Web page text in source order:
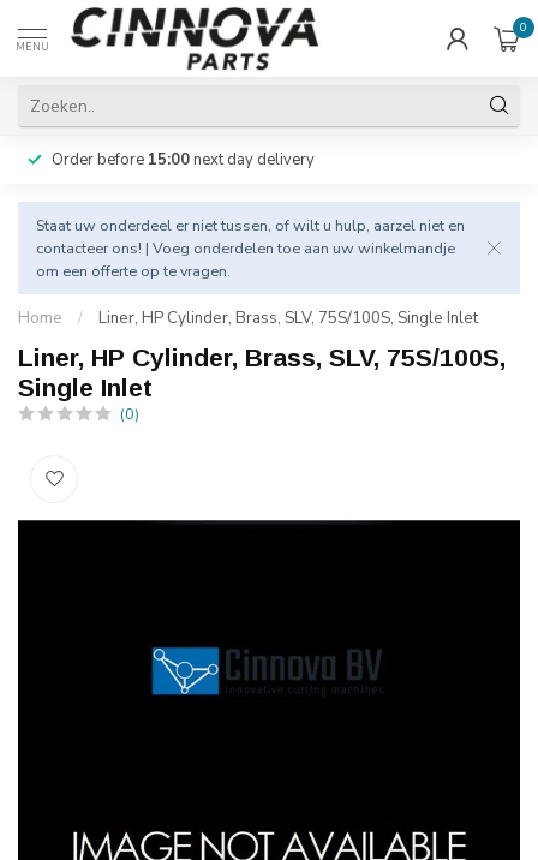
MENU
0
Order before 15:00next day delivery
Staat uw onderdeel er niet tussen, of wilt u hulp, aarzel niet en
contacteer ons! | Voeg onderdelen toe aan uw winkelmandje
om een offerte op te vragen.
Home / Liner, HP Cylinder, Brass, SLV, 75S/100S, Single Inlet
Liner, HP Cylinder, Brass, SLV, 75S/100S,
Single Inlet
(0)